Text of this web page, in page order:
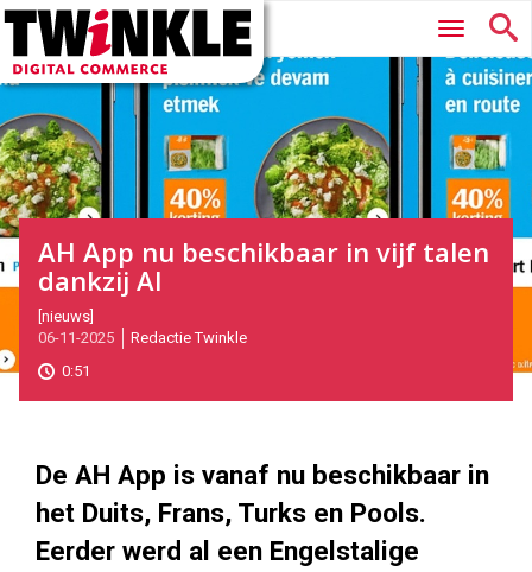
Twinkle
Digital
Commerce
Hoofdmenu
AH App nu beschikbaar in vijf talen
dankzij AI
2025-
11-
06T11:23:00
2025-
11-
[nieuws]
06-11-2025
Redactie Twinkle
0:51
De AH App is vanaf nu beschikbaar in
het Duits, Frans, Turks en Pools.
Eerder werd al een Engelstalige